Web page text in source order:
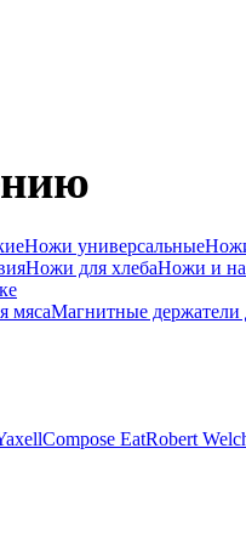
Ножи универсальные
Ножи для хлебаНожи и
мясаМагнитные держатели
Compose EatRobert